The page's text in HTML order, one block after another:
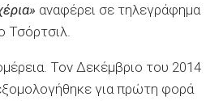
αναφέρει σε τηλεγράφημα
Τσόρτσιλ.
Τον Δεκέμβριο του 2014
για πρώτη φορά